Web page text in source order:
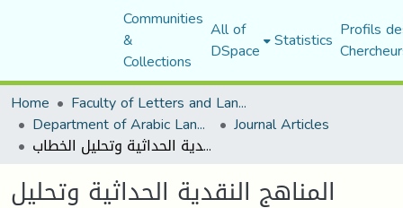
Communities
&
Collections
All of
DSpace Statistics Profils
Home
Faculty of Letters and Languages
Department of Arabic Language and Literature Journal Articles
المناهج النقدية الحداثية وتحليل الخطاب
المناهج النقدية الحداثية وتحليل